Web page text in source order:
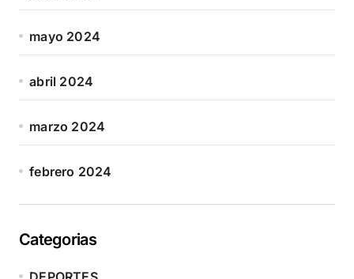
mayo 2024
abril 2024
marzo 2024
febrero 2024
Categorias